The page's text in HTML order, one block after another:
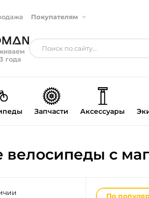
Покупателям
года
Запчасти Аксессуары
велосипеды с
По